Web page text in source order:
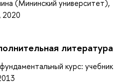
(Мининский университет),
2020
литература
курс: учебник